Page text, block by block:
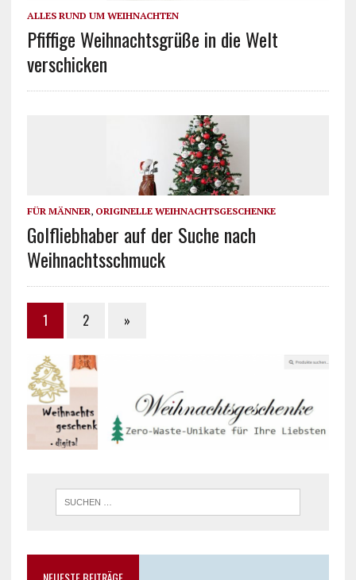
ALLES RUND UM WEIHNACHTEN
Pfiffige Weihnachtsgrüße in die Welt
verschicken
FÜR MÄNNER, ORIGINELLE WEIHNACHTSGESCHENKE
Golfliebhaber auf der Suche nach
Weihnachtsschmuck
1 2 »